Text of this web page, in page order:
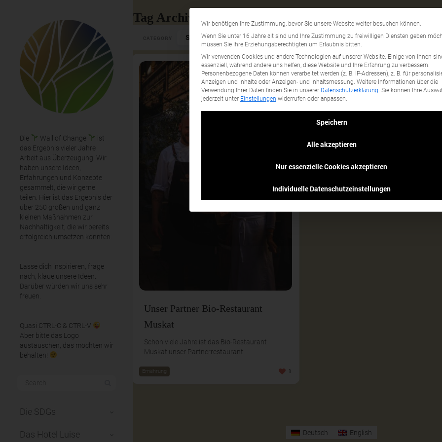
Die Wall of Change
ist
das Ergebnis vieler Jahre
Arbeit aus Überzeugung. Wir
haben unsere Ideen,
Erfahrungen und Konzepte
gesammelt, die wir gerne
teilen. Hier ist das Ergebnis der
über 250 großen und ganz
kleinen Maßnahmen zur
Nachhaltigkeit, die wir bereits
erfolgreich umsetzen konnten.
Lasse dich inspirieren, frage
nach, klaue unsere Ideen.
Darüber würden wir uns sehr
freuen.
Quasi CTRL-C & CTRL-V
Aber bitte das Logo
austauschen, das möchten wir
behalten!
Die SDGs
Das Hotel Luise
Tag Archives: Catering
Select Category...
Unser Partner Bio-Restaurant
Muskat
Schon viele Jahre ist das Bio-Restaurant
Muskat unser Partnerrestaurant.
Ernährung 1
Wir benötigen Ihre Zustimmung, bevor Sie unsere Website weiter besuchen können.
Wenn Sie unter 16 Jahre alt sind und Ihre Zustimmung zu freiwilligen Diensten geben
müssen Sie Ihre Erziehungsberechtigten um Erlaubnis bitten.
Wir verwenden Cookies und andere Technologien auf unserer Website. Einige von ihnen
essenziell, während andere uns helfen, diese Website und Ihre Erfahrung zu verbessern.
Personenbezogene Daten können verarbeitet werden (z. B. IP-Adressen), z. B. für
Anzeigen und Inhalte oder Anzeigen- und Inhaltsmessung. Weitere Informationen über die
Verwendung Ihrer Daten finden Sie in unserer Datenschutzerklärung. Sie können Ihre
jederzeit unter Einstellungen widerrufen oder anpassen.
Speichern
Alle akzeptieren
Nur essenzielle Cookies akzeptieren
Individuelle Datenschutzeinstellungen
Deutsch English